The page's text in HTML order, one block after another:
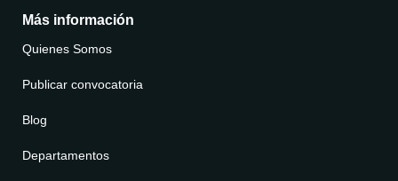
Más información
Quienes Somos
Publicar convocatoria
Blog
Departamentos